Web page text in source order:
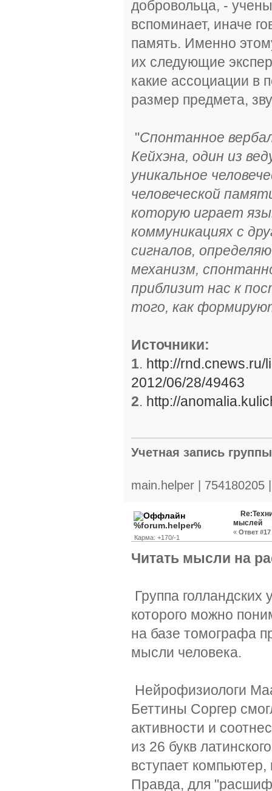
добровольца, -
вспоминает, иначе
память. Именно
их следующие
какие ассоциации в
размер предмета,
"Спонтанное
Кейхэна, один из
уникальное
человеческой
которую играет
коммуникациях с
сигналов,
механизм,
приблизит нас к
того, как
Источники:
1. http://
2012/06/28/49463
2. http://
Учетная запись
main.helper |
%forum.helper%
Карма: +170/-1
мыслей
« Ответ
Читать мысли на
Группа
которого можно
на базе томографа
мысли человека.
Нейрофизиологи
Беттины Соргер
активности и
из 26 букв
вступает
Правда, для